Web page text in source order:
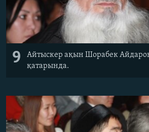
9
Айтыскер ақын Шорабек
қатарында.